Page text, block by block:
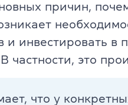
TKT Module 3
TKT Module YL
причин,
и инвестировать в
частности, это
что у